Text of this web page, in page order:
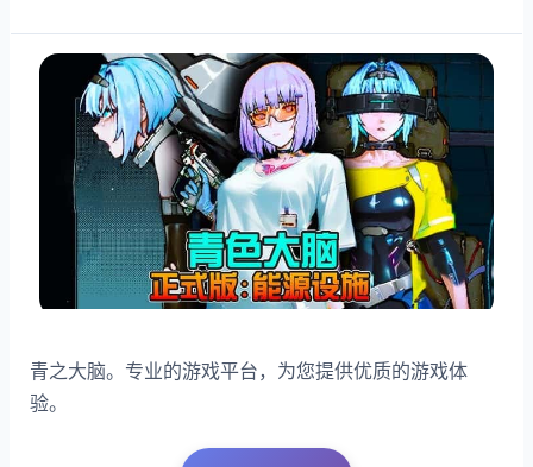
青之大脑。专业的游戏平台，为您提供优质的游戏体
验。